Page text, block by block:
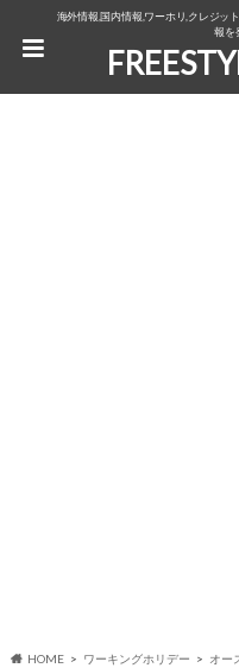
海外情報,国内情報,ワーホリ,クレジッ
報を
HOME ワーキングホリデー
オー